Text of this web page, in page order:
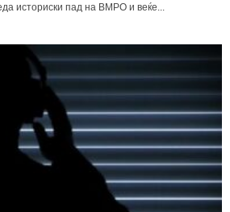
историски пад на ВМРО и веќе...